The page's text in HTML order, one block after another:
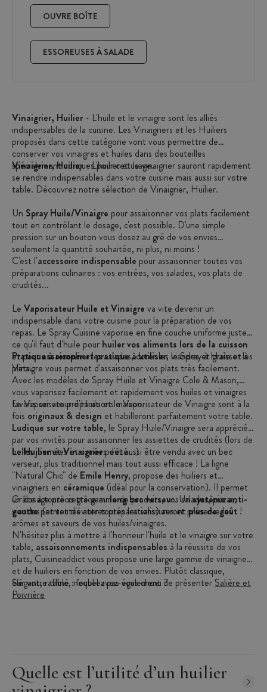
OUVRE BOÎTE
ESSOREUSES À SALADE
Vinaigrier, Huilier - L'huile et le vinaigre sont les alliés
indispensables de la cuisine. Les Vinaigriers et les Huiliers
proposés dans cette catégorie vont vous permettre de
conserver vos vinaigres et huiles dans des bouteilles
spécialement conçues pour cet usage.
Vinaigrier, Huilier- L'huilier et le vinaigrier sauront rapidement
se rendre indispensables dans votre cuisine mais aussi sur votre
table. Découvrez notre sélection de Vinaigrier, Huilier.
Un Spray Huile/Vinaigre pour assaisonner vos plats facilement
tout en contrôlant le dosage, c'est possible. D'une simple
pression sur un bouton vous dosez au gré de vos envies
seulement la quantité souhaitée, ni plus, ni moins !
C'est l'accessoire indispensable pour assaisonner toutes vos
préparations culinaires : vos entrées, vos salades, vos plats de
crudités...
Le Vaporisateur Huile et Vinaigre va vite devenir un
indispensable dans votre cuisine pour la préparation de vos
repas. Le Spray Cuisine vaporise en fine couche uniforme juste
ce qu'il faut d'huile pour huiler vos aliments lors de la cuisson
et pourassaisonnerles salades, dorer les viandes et graisser les
plats.
Pratique à rempliretpratique à utiliser, le Spray à Huile et à
Vinaigre vous permet d'assaisonner vos plats très facilement.
Avec les modèles de Spray Huile et Vinaigre Cole & Mason,
vous vaporisez facilement et rapidement vos huiles et vinaigres
favoris sur vos préparations maison.
Le Vaporisateur d'Huile et le Vaporisateur de Vinaigre sont à la
fois originaux & design et habilleront parfaitement votre table.
Ludique sur votre table, le Spray Huile/Vinaigre sera apprécié
par vos invités pour assaisonner les assiettes de crudités (lors de
belles journées et soirées d'été...)
LeHuilieretVinaigrierpeut aussi être vendu avec un bec
verseur, plus traditionnel mais tout aussi efficace ! La ligne
"Natural Chic" de Emile Henry, propose des huiliers et
vinaigriers en céramique (idéal pour la conservation). Il permet
un dosage précis grâce aulong bec verseur. Unsystème anti-
gouttepermet d'éviter toutes les salissures et préserve les
arômes et saveurs de vos huiles/vinaigres.
Grâce à toute cette gamme de produits, vos salades, pizzas,
viandes (et toutes autres préparations) aurontplus de goût !
N'hésitez plus à mettre à l'honneur l'huile et le vinaigre sur votre
table, assaisonnements indispensables à la réussite de vos
plats, Cuisineaddict vous propose une large gamme de vinaigriers
et de huiliers en fonction de vos envies. Plutôt classique,
élégant, raffiné : lequel avez-vous choisi ?
Sur votre table, n'oubliez pas également de présenter Salière et
Poivrière
Quelle est l’utilité d’un huilier